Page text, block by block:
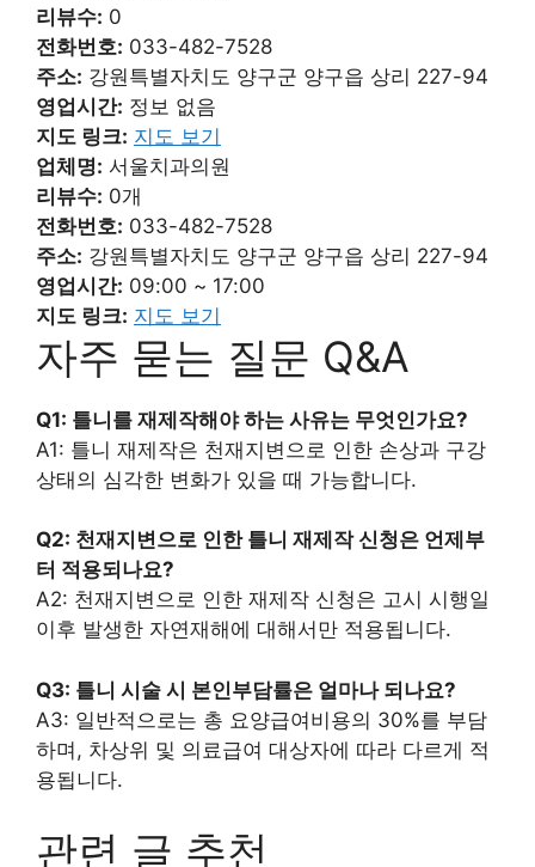
리뷰수: 0
전화번호: 033-482-7528
주소: 강원특별자치도 양구군 양구읍 상리 227-94
영업시간: 정보 없음
지도 링크: 지도 보기
업체명: 서울치과의원
리뷰수: 0개
전화번호: 033-482-7528
주소: 강원특별자치도 양구군 양구읍 상리 227-94
영업시간: 09:00 ~ 17:00
지도 링크: 지도 보기
자주 묻는 질문 Q&A
Q1: 틀니를 재제작해야 하는 사유는 무엇인가요?
A1: 틀니 재제작은 천재지변으로 인한 손상과 구강
상태의 심각한 변화가 있을 때 가능합니다.
Q2: 천재지변으로 인한 틀니 재제작 신청은 언제부
터 적용되나요?
A2: 천재지변으로 인한 재제작 신청은 고시 시행일
이후 발생한 자연재해에 대해서만 적용됩니다.
Q3: 틀니 시술 시 본인부담률은 얼마나 되나요?
A3: 일반적으로는 총 요양급여비용의 30%를 부담
하며, 차상위 및 의료급여 대상자에 따라 다르게 적
용됩니다.
관련 글 추천